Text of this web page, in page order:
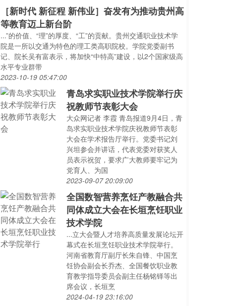
［新时代 新征程 新伟业］奋发有为推动贵州高
等教育迈上新台阶
...”的价值、“理”的厚度、“工”的贡献。贵州交通职业技术学
院是一所以交通为特色的理工类高职院校。学院党委副书
记、院长吴有富表示，将加快“中特高”建设，以2个国家级高
水平专业群带
2023-10-19 05:47:00
青岛求实职业技术学院举行庆
祝教师节表彰大会
大众网记者 李霞 青岛报道9月4日，青
岛求实职业技术学院庆祝教师节表彰
大会在学术报告厅举行。党委书记刘
兴坦参会并讲话，代表党委对获奖人
员表示祝贺，要求广大教师要牢记为
党育人、为国
2023-09-07 20:09:00
全国数智营养烹饪产教融合共
同体成立大会在长垣烹饪职业
技术学院
...立大会暨人才培养高质量发展论坛开
幕式在长垣烹饪职业技术学院举行。
河南省教育厅副厅长朱自锋、中国烹
饪协会副会长乔杰、全国餐饮职业教
育教学指导委员会副主任杨铭铎等出
席会议，长垣烹
2024-04-19 23:16:00